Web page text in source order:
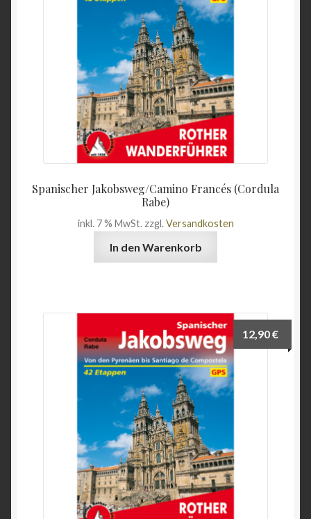
Spanischer Jakobsweg/Camino Francés (Cordula
Rabe)
inkl. 7 % MwSt. zzgl.Versandkosten
In den Warenkorb
12,90€